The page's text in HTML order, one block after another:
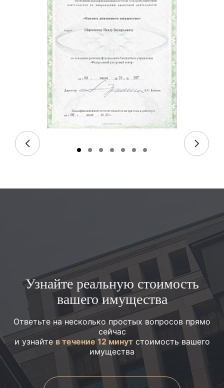
Узнайте реальную стоимость
вашего имущества
Ответьте на несколько простых вопросов прямо
сейчас
и узнайтев течение 12 минутстоимость вашего
имущества